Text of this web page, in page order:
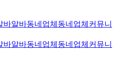
바알바동네업체 동네업체 커뮤니
바알바동네업체 동네업체 커뮤니